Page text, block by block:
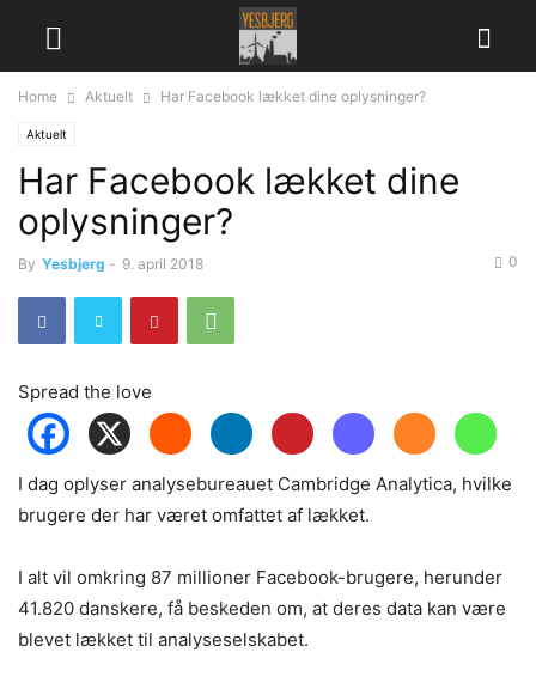
Home Aktuelt Har Facebook lækket dine oplysninger?
Aktuelt
Har Facebook lækket dine
oplysninger?
By Yesbjerg - 9. april 2018 0
Spread the love
I dag oplyser analysebureauet Cambridge Analytica, hvilke
brugere der har været omfattet af lækket.
I alt vil omkring 87 millioner Facebook-brugere, herunder
41.820 danskere, få beskeden om, at deres data kan være
blevet lækket til analyseselskabet.